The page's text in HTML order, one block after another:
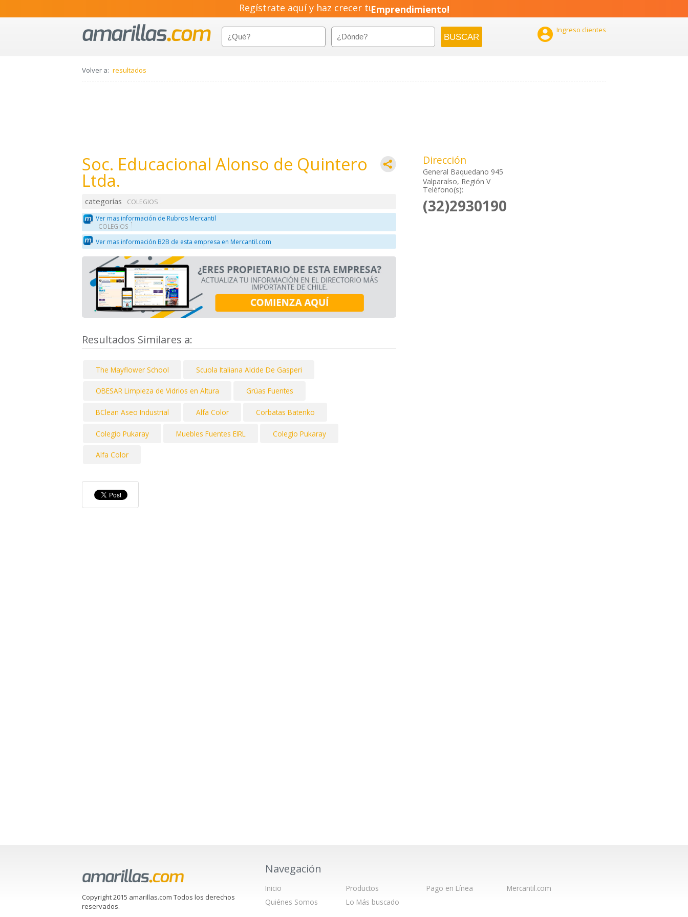
Regístrate aquí y haz crecer tuEmprendimiento!
 Ingreso clientes
Volver a: resultados
Soc. Educacional Alonso de Quintero
Ltda.
categorías
COLEGIOS
Ver mas información de Rubros Mercantil
COLEGIOS
Ver mas información B2B de esta empresa en Mercantil.com
Resultados Similares a:
The Mayflower School Scuola Italiana Alcide De Gasperi
OBESAR Limpieza de Vidrios en Altura Grúas Fuentes
BClean Aseo Industrial Alfa Color Corbatas Batenko
Colegio Pukaray Muebles Fuentes EIRL Colegio Pukaray
Alfa Color
Dirección
General Baquedano 945
Valparaíso, Región V
Teléfono(s):
(32)2930190
Copyright 2015 amarillas.com Todos los derechos
reservados.
Navegación
Inicio
Quiénes Somos
Productos
Lo Más buscado
Pago en Línea Mercantil.com